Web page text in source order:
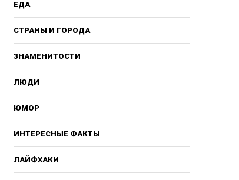
ЕДА
СТРАНЫ И ГОРОДА
ЗНАМЕНИТОСТИ
ЛЮДИ
ЮМОР
ИНТЕРЕСНЫЕ ФАКТЫ
ЛАЙФХАКИ